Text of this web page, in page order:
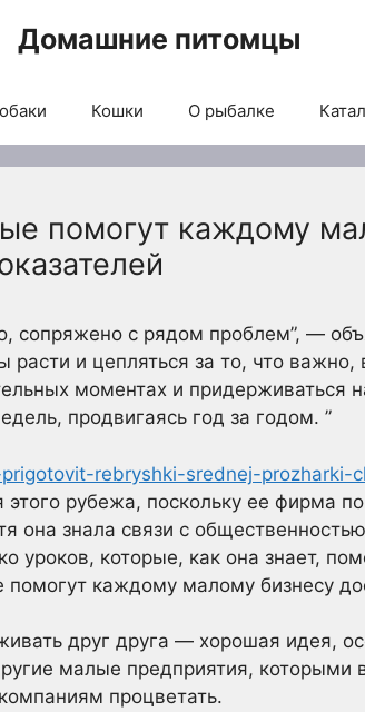
Домашние питомцы
Кошки О рыбалке
помогут каждому
сопряжено с рядом проблем”, —
расти и цепляться за то, что
моментах и придерживаться
продвигаясь год за годом. ”
rebryshki-srednej-prozharki-
рубежа, поскольку ее фирма
она знала связи с
уроков, которые, как она знает,
каждому малому бизнесу
друг друга — хорошая идея,
малые предприятия, которыми
процветать.